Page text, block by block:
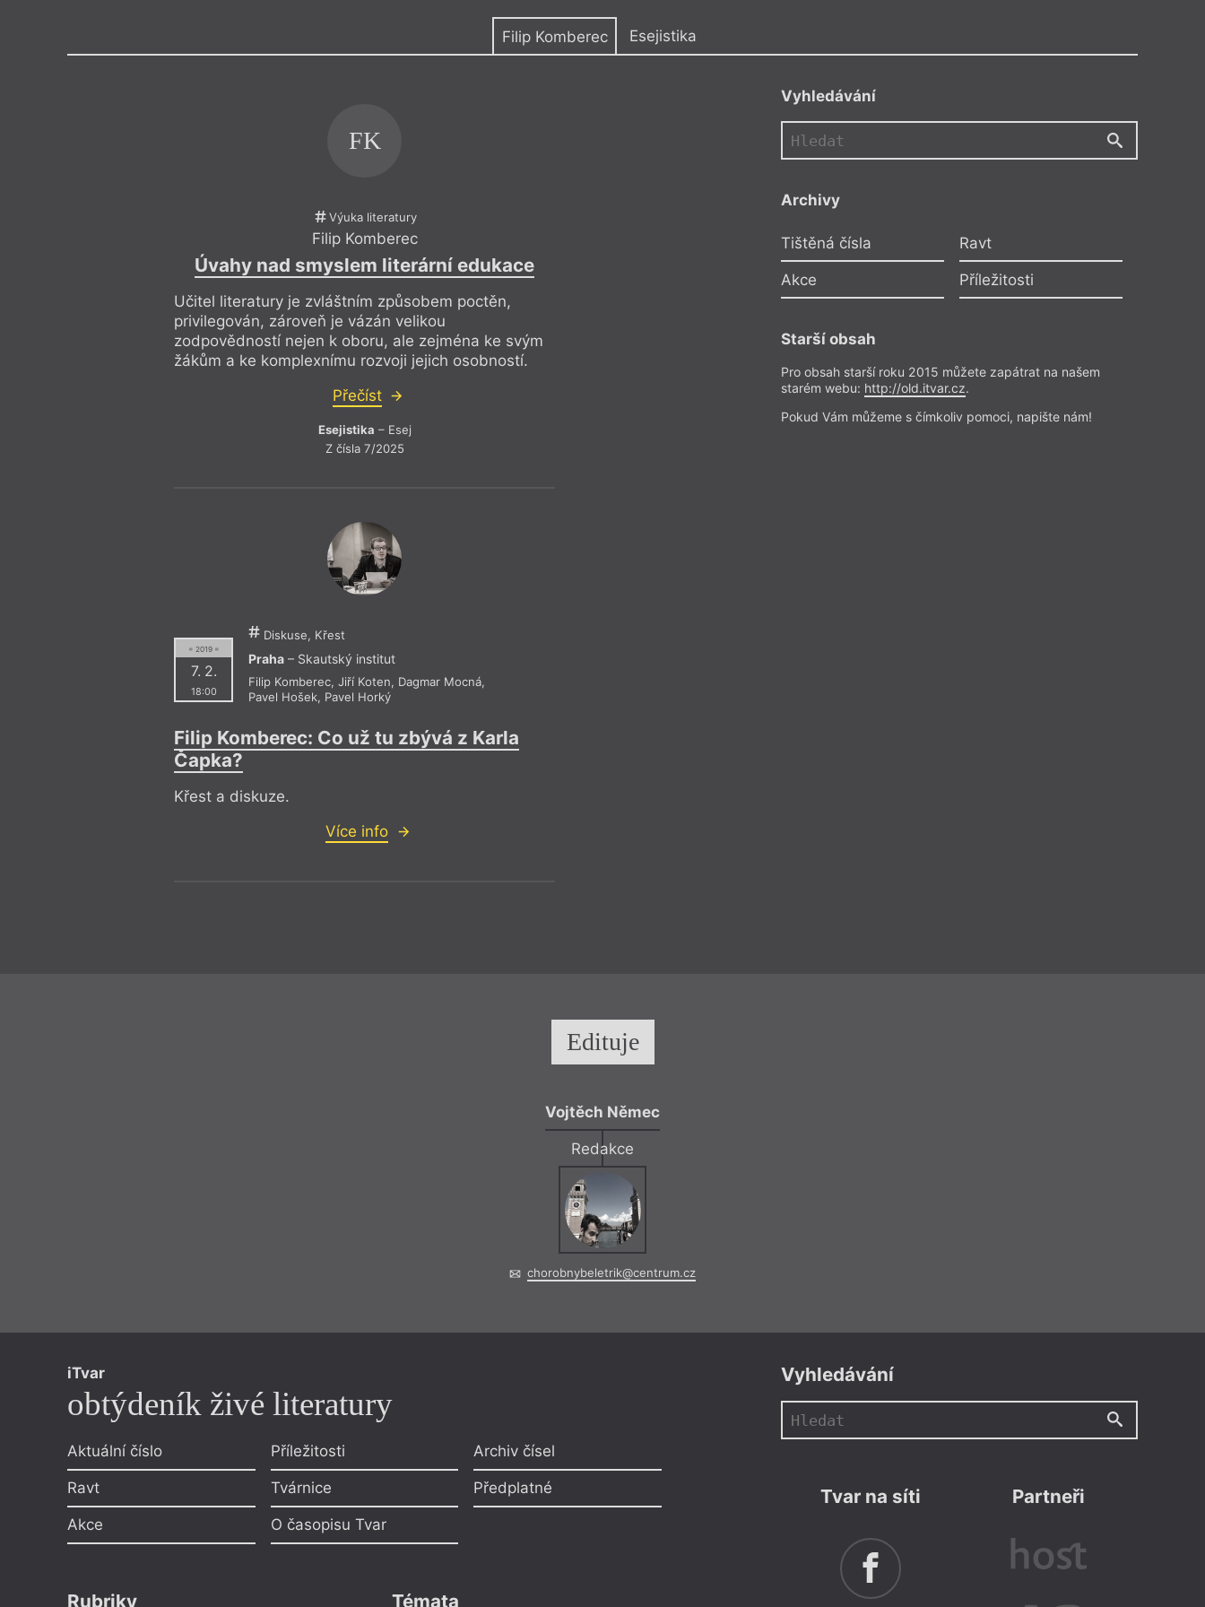
Filip Komberec Esejistika
FK
Výuka literatury
Filip Komberec
Úvahy nad smyslem literární edukace
Učitel literatury je zvláštním způsobem poctěn,
privilegován, zároveň je vázán velikou
zodpovědností nejen k oboru, ale zejména ke svým
žákům a ke komplexnímu rozvoji jejich osobností.
Přečíst
Esejistika – Esej
Z čísla 7/2025
= 2019 =
7. 2.
18:00
Diskuse, Křest
Praha – Skautský institut
Filip Komberec,Jiří Koten, Dagmar Mocná,
Pavel Hošek, Pavel Horký
Filip Komberec: Co už tu zbývá z Karla
Čapka?
Křest a diskuze.
Více info
FK
Filip Komberec
Úvahy nad smyslem literární edukace
Učitel literatury je zvláštním způsobem poctěn,
zodpovědností nejen k oboru, ale zejména ke svým
Přečíst
Vyhledávání
Archivy
Tištěná čísla Ravt
Akce Příležitosti
Starší obsah
Pro obsah starší roku 2015 můžete zapátrat na našem
starém webu: http://old.itvar.cz.
Pokud Vám můžeme s čímkoliv pomoci, napište nám!
Edituje
Vojtěch Němec
Redakce
chorobnybeletrik@centrum.cz
iTvar
obtýdeník živé literatury
Aktuální číslo
Ravt
Akce
Příležitosti
Tvárnice
O časopisu Tvar
Archiv čísel
Předplatné
Rubriky Témata
Vyhledávání
Tvar na síti Partneři